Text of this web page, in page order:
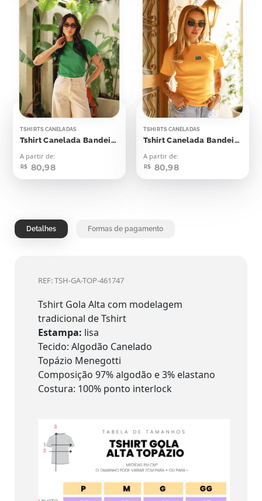
TSHIRTS CANELADAS
Tshirt Canelada Bandeirinha Aplicação
A partir de:
R$ 80,98
TSHIRTS CANELADAS
Tshirt Canelada Bandeirinha Aplicação
A partir de:
R$ 80,98
Detalhes Formas de pagamento
REF: TSH-GA-TOP-461747
Tshirt Gola Alta com modelagem
tradicional de Tshirt
Estampa: lisa
Tecido: Algodão Canelado
Topázio Menegotti
Composição 97% algodão e 3% elastano
Costura: 100% ponto interlock